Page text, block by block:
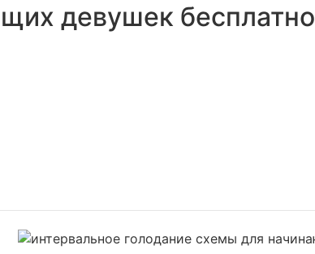
девушек бесплатно